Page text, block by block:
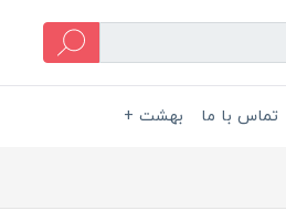
تماس با ما بهشت +